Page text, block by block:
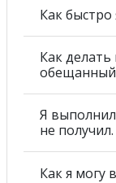
Как быстро
Как
обещанный
Я выполнил
не
Как я могу